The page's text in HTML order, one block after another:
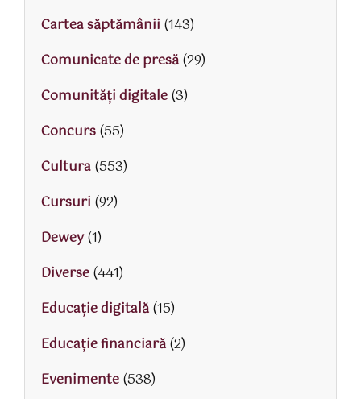
Cartea săptămânii (143)
Comunicate de presă (29)
Comunități digitale (3)
Concurs (55)
Cultura (553)
Cursuri (92)
Dewey(1)
Diverse (441)
Educaţie digitală (15)
Educaţie financiară (2)
Evenimente (538)